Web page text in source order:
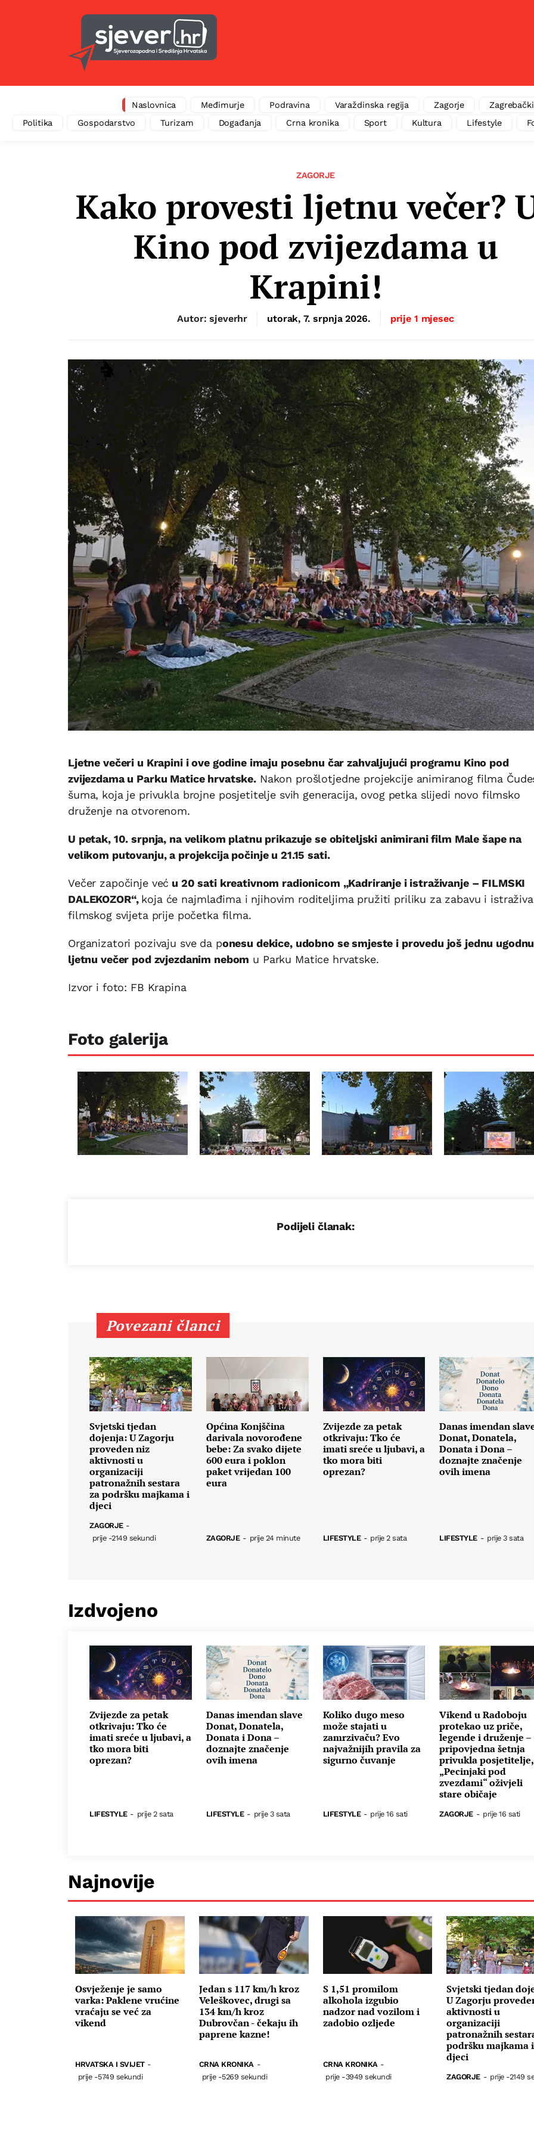
Naslovnica Međimurje Podravina Varaždinska regija Zagorje
Politika
Gospodarstvo Turizam Događanja Crna kronika Sport Kultura Lifestyle
ZAGORJE
Kako provesti ljetnu večer?
Kino pod zvijezdama u
Krapini!
Autor: sjeverhr utorak, 7. srpnja 2026. prije 1 mjesec
Ljetne večeri u Krapini i ove godine imaju posebnu čar zahvaljujući programu Kino pod
zvijezdama u Parku Matice hrvatske.Nakon prošlotjedne projekcije animiranog filma
šuma, koja je privukla brojne posjetitelje svih generacija, ovog petka slijedi novo filmsko
druženje na otvorenom.
U petak, 10. srpnja, na velikom platnu prikazuje se obiteljski animirani film Male šape na
velikom putovanju, a projekcija počinje u 21.15 sati.
Večer započinje već u 20 sati kreativnom radionicom „Kadriranje i istraživanje – FILMSKI
DALEKOZOR“, koja će najmlađima i njihovim roditeljima pružiti priliku za zabavu i
filmskog svijeta prije početka filma.
Organizatori pozivaju sve da ponesu dekice, udobno se smjeste i provedu još jednu ugodnu
ljetnu večer pod zvjezdanim nebom u Parku Matice hrvatske.
Izvor i foto: FB Krapina
Foto galerija
Podijeli članak:
Povezani članci
Svjetski tjedan
dojenja: U Zagorju
proveden niz
aktivnosti u
organizaciji
patronažnih sestara
za podršku majkama i
djeci
ZAGORJE -
prije -2149 sekundi
Općina Konjščina
darivala novorođene
bebe: Za svako dijete
600 eura i poklon
paket vrijedan 100
eura
ZAGORJE - prije 24 minute
Zvijezde za petak
otkrivaju: Tko će
imati sreće u ljubavi, a
tko mora biti
oprezan?
LIFESTYLE - prije 2 sata
Danas imendan
Donat, Donatela,
Donata i Dona –
doznajte značenje
ovih imena
LIFESTYLE - prije 3 sata
Izdvojeno
Zvijezde za petak
otkrivaju: Tko će
imati sreće u ljubavi, a
tko mora biti
oprezan?
LIFESTYLE - prije 2 sata
Danas imendan slave
Donat, Donatela,
Donata i Dona –
doznajte značenje
ovih imena
LIFESTYLE - prije 3 sata
Koliko dugo meso
može stajati u
zamrzivaču? Evo
najvažnijih pravila za
sigurno čuvanje
LIFESTYLE - prije 16 sati
Vikend u Radoboju
protekao uz priče,
legende i druženje –
pripovjedna šetnja
privukla
„Pecinjaki pod
zvezdami“ oživjeli
stare običaje
ZAGORJE - prije 16 sati
Najnovije
Osvježenje je samo
varka: Paklene vrućine
vraćaju se već za
vikend
HRVATSKA I SVIJET -
prije -5749 sekundi
Jedan s 117 km/h kroz
Veleškovec, drugi sa
134 km/h kroz
Dubrovčan - čekaju ih
paprene kazne!
CRNA KRONIKA -
prije -5269 sekundi
S 1,51 promilom
alkohola izgubio
nadzor nad vozilom i
zadobio ozljede
CRNA KRONIKA -
prije -3949 sekundi
Svjetski tjedan
U Zagorju
aktivnosti u
organizaciji
patronažnih
podršku majkama i
djeci
ZAGORJE - prije -2149